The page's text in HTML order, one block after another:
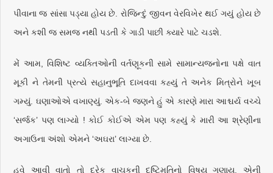
પીવાના જ સાંસા પડ્યા હોય છે. રોજિન્દું જીવન વેરવિખેર થઈ ગયું હોય છે
અને કશી જ સમજ નથી પડતી કે ગાડી પાછી ક્યારે પાટે ચડશે.
મેં આમ, વિશિષ્ટ વ્યક્તિઓની વર્તણૂકની સામે સામાન્યજનોના પક્ષે વાત
મૂકી ને તેમની પ્રત્યે સહાનુભૂતિ દાખવવા કહ્યું તે અનેક મિત્રોને ખૂબ
ગમ્યું. ઘણાઓએ વખાણ્યું. એક-બે જણને હું એ કારણે મારા આશ્ચર્ય વચ્ચે
‘સર્જક’ પણ લાગ્યો ! કોઈ કોઈએ એમ પણ કહ્યું કે મારી આ શ્રેણીના
અગાઉના અંશો એમને ‘અઘરા’ લાગ્યા છે.
હવે આવી વાતો તો દરેક વાચકની દૃષ્ટિમતિનો વિષય ગણાય. એની